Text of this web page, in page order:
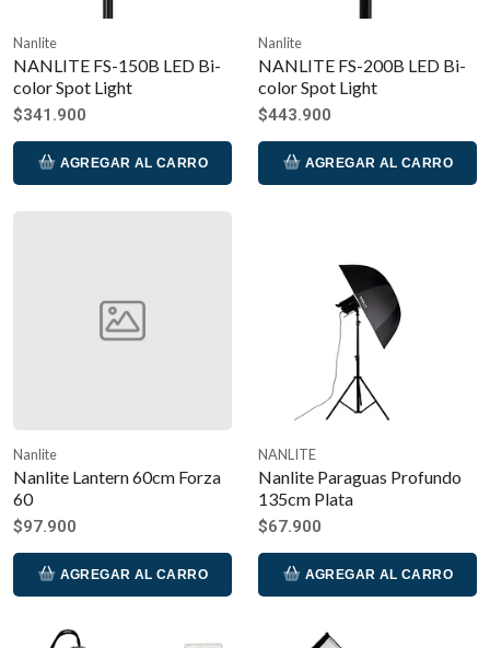
Nanlite
NANLITE FS-150B LED Bi-
color Spot Light
$341.900
AGREGAR AL CARRO
Nanlite
NANLITE FS-200B LED Bi-
color Spot Light
$443.900
AGREGAR AL CARRO
Nanlite
Nanlite Lantern 60cm Forza
60
$97.900
AGREGAR AL CARRO
NANLITE
Nanlite Paraguas Profundo
135cm Plata
$67.900
AGREGAR AL CARRO